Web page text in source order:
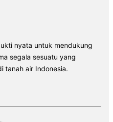
nyata untuk mendukung
segala sesuatu yang
tanah air Indonesia.